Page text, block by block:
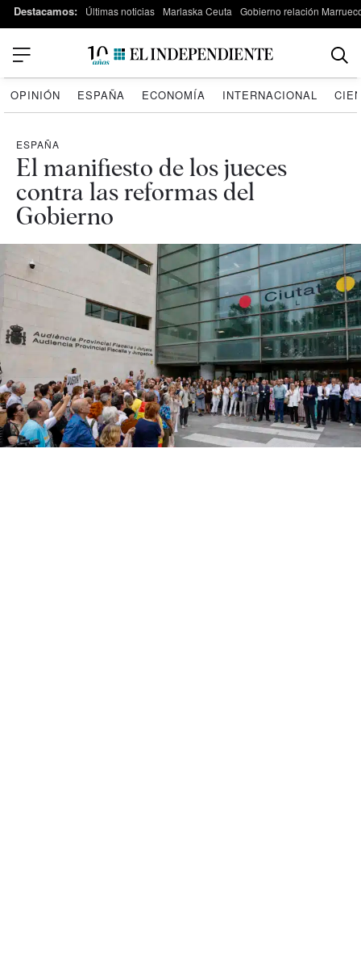
Destacamos: Últimas noticias Marlaska Ceuta Gobierno relación
OPINIÓN ESPAÑA ECONOMÍA INTERNACIONAL
ESPAÑA
El manifiesto de los jueces
contra las reformas del
Gobierno